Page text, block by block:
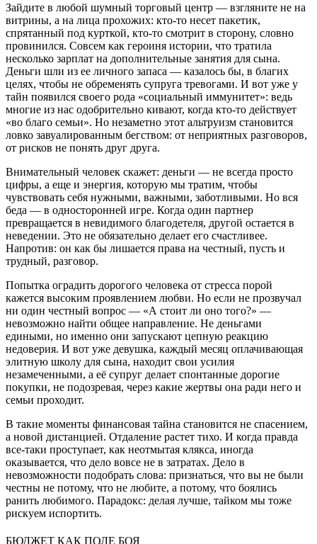
Зайдите в любой шумный торговый центр — взгляните не на
витрины, а на лица прохожих: кто-то несет пакетик,
спрятанный под курткой, кто-то смотрит в сторону, словно
провинился. Совсем как героиня истории, что тратила
несколько зарплат на дополнительные занятия для сына.
Деньги шли из ее личного запаса — казалось бы, в благих
целях, чтобы не обременять супруга тревогами. И вот уже у
тайн появился своего рода «социальный иммунитет»: ведь
многие из нас одобрительно кивают, когда кто-то действует
«во благо семьи». Но незаметно этот альтруизм становится
ловко завуалированным бегством: от неприятных разговоров,
от рисков не понять друг друга.
Внимательный человек скажет: деньги — не всегда просто
цифры, а еще и энергия, которую мы тратим, чтобы
чувствовать себя нужными, важными, заботливыми. Но вся
беда — в односторонней игре. Когда один партнер
превращается в невидимого благодетеля, другой остается в
неведении. Это не обязательно делает его счастливее.
Напротив: он как бы лишается права на честный, пусть и
трудный, разговор.
Попытка оградить дорогого человека от стресса порой
кажется высоким проявлением любви. Но если не прозвучал
ни один честный вопрос — «А стоит ли оно того?» —
невозможно найти общее направление. Не деньгами
едиными, но именно они запускают цепную реакцию
недоверия. И вот уже девушка, каждый месяц оплачивающая
элитную школу для сына, находит свои усилия
незамеченными, а её супруг делает спонтанные дорогие
покупки, не подозревая, через какие жертвы она ради него и
семьи проходит.
В такие моменты финансовая тайна становится не спасением,
а новой дистанцией. Отдаление растет тихо. И когда правда
все-таки проступает, как неотмытая клякса, иногда
оказывается, что дело вовсе не в затратах. Дело в
невозможности подобрать слова: признаться, что вы не были
честны не потому, что не любите, а потому, что боялись
ранить любимого. Парадокс: делая лучше, тайком мы тоже
рискуем испортить.
БЮДЖЕТ КАК ПОЛЕ БОЯ